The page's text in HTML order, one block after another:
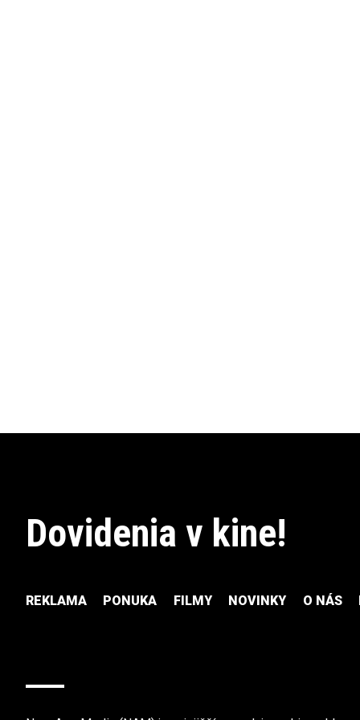
Dovidenia v kine!
REKLAMA PONUKA FILMY NOVINKY O NÁS